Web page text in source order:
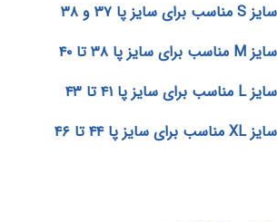
سایز S مناسب برای سایز پا ۳۷ و ۳۸
سایز M مناسب برای سایز پا ۳۸ تا ۴۰
سایز L مناسب برای سایز پا ۴۱ تا ۴۳
سایز XL مناسب برای سایز پا ۴۴ تا ۴۶